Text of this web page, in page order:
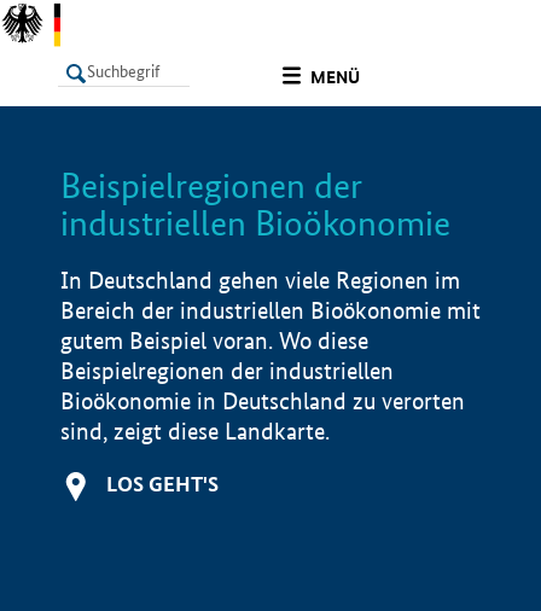
MENÜ
LISTE
Beispielregionen der
industriellen Bioökonomie
In Deutschland gehen viele Regionen im
Bereich der industriellen Bioökonomie mit
gutem Beispiel voran. Wo diese
Beispielregionen der industriellen
Bioökonomie in Deutschland zu verorten
sind, zeigt diese Landkarte.
LOS GEHT'S